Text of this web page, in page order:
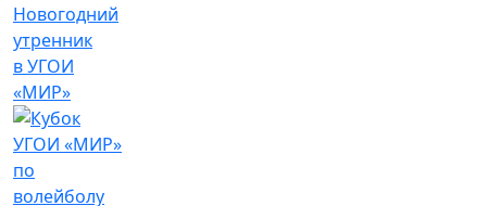
Новогодний
утренник
в УГОИ
«МИР»